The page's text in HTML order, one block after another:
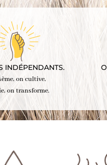
INDÉPENDANTS.
on cultive,
on transforme.